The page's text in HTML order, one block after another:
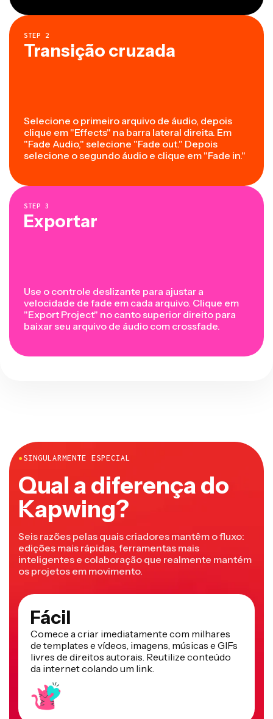
STEP 2
Transição cruzada
Selecione o primeiro arquivo de áudio, depois
clique em "Effects" na barra lateral direita. Em
"Fade Audio," selecione "Fade out." Depois
selecione o segundo áudio e clique em "Fade in."
STEP 3
Exportar
Use o controle deslizante para ajustar a
velocidade de fade em cada arquivo. Clique em
"Export Project" no canto superior direito para
baixar seu arquivo de áudio com crossfade.
●SINGULARMENTE ESPECIAL
Qual a diferença do
Kapwing?
Seis razões pelas quais criadores mantêm o fluxo:
edições mais rápidas, ferramentas mais
inteligentes e colaboração que realmente mantém
os projetos em movimento.
Fácil
Comece a criar imediatamente com milhares
de templates e vídeos, imagens, músicas e GIFs
livres de direitos autorais. Reutilize conteúdo
da internet colando um link.